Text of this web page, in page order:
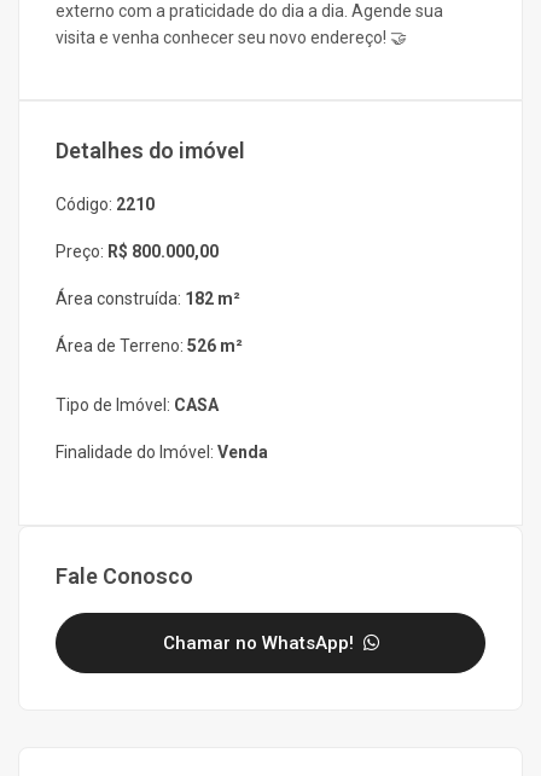
externo com a praticidade do dia a dia. Agende sua
visita e venha conhecer seu novo endereço! 🤝
Detalhes do imóvel
Código: 2210
Preço: R$ 800.000,00
Área construída: 182 m²
Área de Terreno: 526 m²
Tipo de Imóvel: CASA
Finalidade do Imóvel: Venda
Fale Conosco
Chamar no WhatsApp!